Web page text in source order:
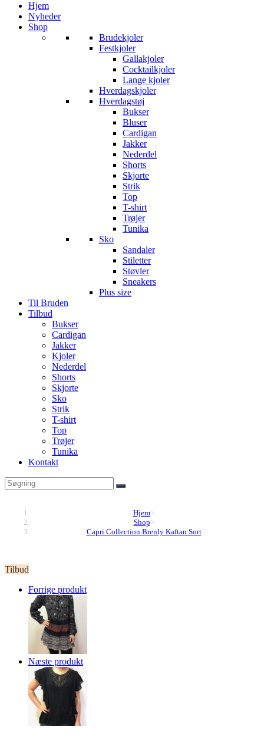
Hjem
Nyheder
Shop
Brudekjoler
Festkjoler
Gallakjoler
Cocktailkjoler
Lange kjoler
Hverdagskjoler
Hverdagstøj
Bukser
Bluser
Cardigan
Jakker
Nederdel
Shorts
Skjorte
Strik
Top
T-shirt
Trøjer
Tunika
Sko
Sandaler
Stiletter
Støvler
Sneakers
Plus size
Til Bruden
Tilbud
Bukser
Cardigan
Jakker
Kjoler
Nederdel
Shorts
Skjorte
Sko
Strik
T-shirt
Top
Trøjer
Tunika
Kontakt
Hjem>
Shop>
Capri Collection Brenly Kaftan Sort
Tilbud
Forrige produkt
Næste produkt